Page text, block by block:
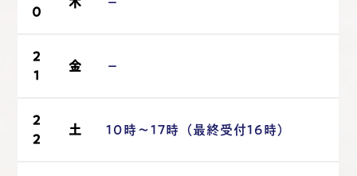
0
2
1
金 －
2
2
土 10時～17時（最終受付16時）